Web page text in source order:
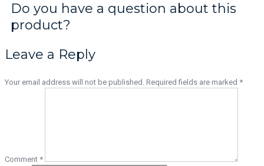
Do you have a question about this
product?
Leave a Reply
Your email address will not be published. Required fields are marked *
Comment *